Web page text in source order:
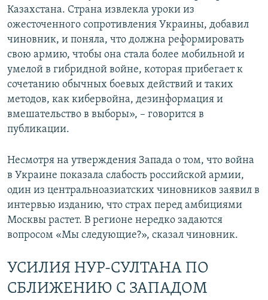
Казахстана. Страна извлекла уроки из
ожесточенного сопротивления Украины, добавил
чиновник, и поняла, что должна реформировать
свою армию, чтобы она стала более мобильной и
умелой в гибридной войне, которая прибегает к
сочетанию обычных боевых действий и таких
методов, как кибервойна, дезинформация и
вмешательство в выборы», – говорится в
публикации.
Несмотря на утверждения Запада о том, что война
в Украине показала слабость российской армии,
один из центральноазиатских чиновников заявил в
интервью изданию, что страх перед амбициями
Москвы растет. В регионе нередко задаются
вопросом «Мы следующие?», сказал чиновник.
УСИЛИЯ НУР-СУЛТАНА ПО
СБЛИЖЕНИЮ С ЗАПАДОМ